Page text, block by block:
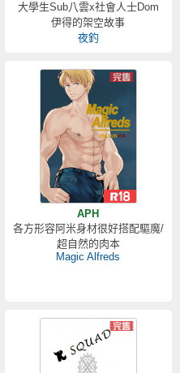
大學生Sub八雲x社會人士Dom
伊得的架空故事
夜釣
APH
各方形容阿米身材很好搭配驅魔/
超自然的肉本
Magic Alfreds